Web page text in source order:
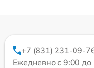
+7 (831) 231-09-
Ежедневно с 9:00 до